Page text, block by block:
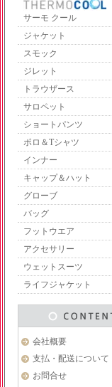
サーモ クール
ジャケット
スモック
ジレット
トラウザース
サロペット
ショートパンツ
ポロ＆Tシャツ
インナー
キャップ＆ハット
グローブ
バッグ
フットウエア
アクセサリー
ウェットスーツ
ライフジャケット
会社概要
支払・配送について
お問合せ